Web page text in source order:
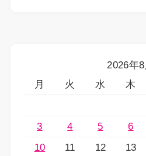
2026年8
月
火 水 木
3
4 5 6
10
11 12 13